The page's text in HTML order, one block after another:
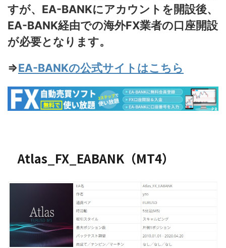
すが、EA-BANKにアカウントを開設後、
EA-BANK経由での海外FX業者の口座開設
が必要となります。
⇒EA-BANKの公式サイトはこちら
Atlas_FX_EABANK（MT4）